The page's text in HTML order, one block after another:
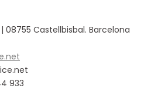
08755 Castellbisbal. Barcelona
933